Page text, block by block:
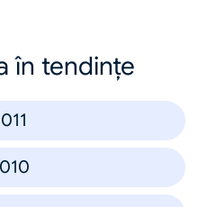
în tendințe